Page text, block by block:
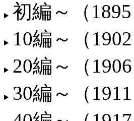
初編～（
10編～（
20編～（
30編～（